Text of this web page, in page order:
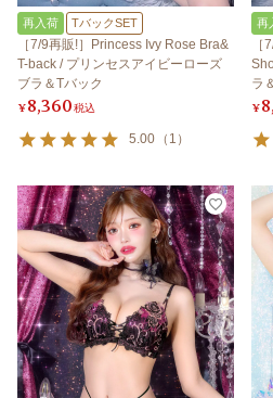
再入荷 TバックSET
［7/9再販!］Princess Ivy Rose Bra&
T-back / プリンセスアイビーローズ
ブラ＆Tバック
¥8,360税込
5.00 （ 1 ）
再
ラ
¥